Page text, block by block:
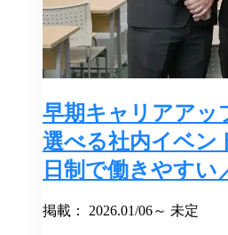
早期キャリアアッ
選べる社内イベン
日制で働きやすい
掲載： 2026.01/06～ 未定